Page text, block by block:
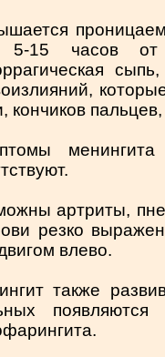
5-15 часов от
кончиков
артриты,
резко
влево.
также